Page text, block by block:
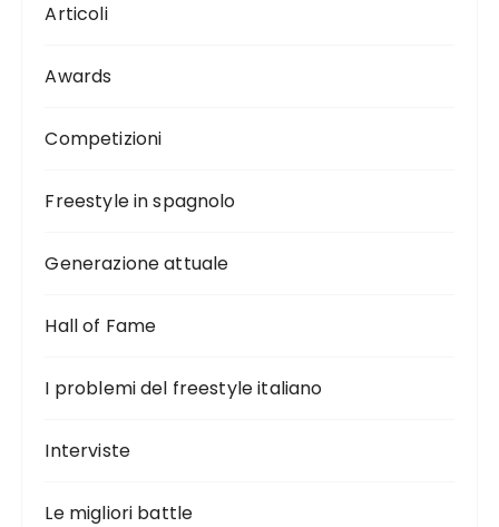
Articoli
Awards
Competizioni
Freestyle in spagnolo
Generazione attuale
Hall of Fame
I problemi del freestyle italiano
Interviste
Le migliori battle